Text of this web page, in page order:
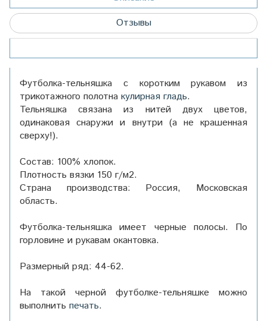
Отзывы
Футболка-тельняшка с коротким рукавом из
трикотажного полотна кулирная гладь.
Тельняшка связана из нитей двух цветов,
одинаковая снаружи и внутри (а не крашенная
сверху!).
Состав: 100% хлопок.
Плотность вязки 150 г/м2.
Страна производства: Россия, Московская
область.
Футболка-тельняшка имеет черные полосы. По
горловине и рукавам окантовка.
Размерный ряд: 44-62.
На такой черной футболке-тельняшке можно
выполнить печать.